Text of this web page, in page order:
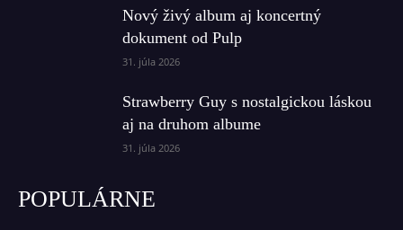
Nový živý album aj koncertný
dokument od Pulp
31. júla 2026
Strawberry Guy s nostalgickou láskou
aj na druhom albume
31. júla 2026
POPULÁRNE